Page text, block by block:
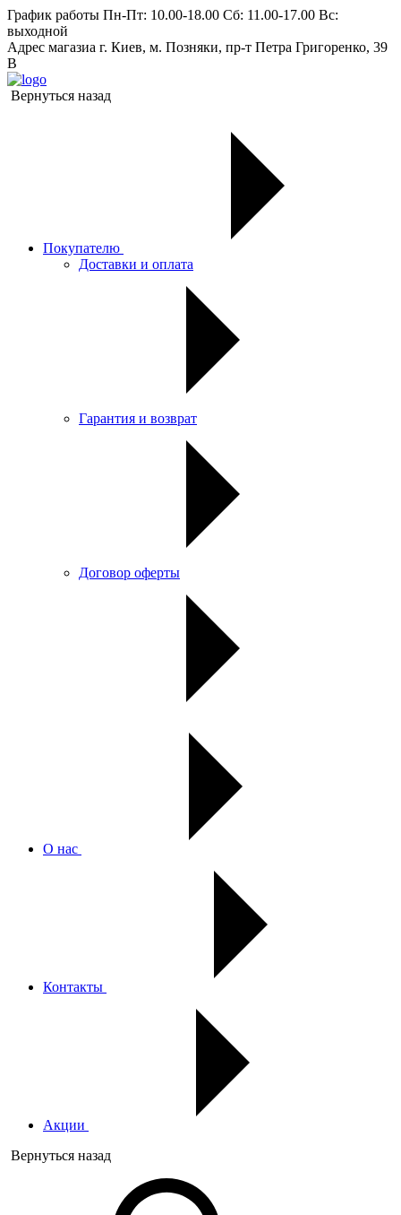
График работы Пн-Пт: 10.00-18.00 Сб: 11.00-17.00 Вс:
выходной
Адрес магазиа г. Киев, м. Позняки, пр-т Петра Григоренко, 39
В
Вернуться назад
Покупателю
Доставки и оплата
Гарантия и возврат
Договор оферты
О нас
Контакты
Акции
Вернуться назад